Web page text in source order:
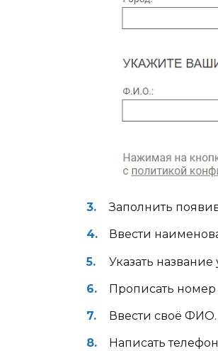
Заполнить
Ввести
Указать
Прописать
Ввести своё ФИО.
Написать